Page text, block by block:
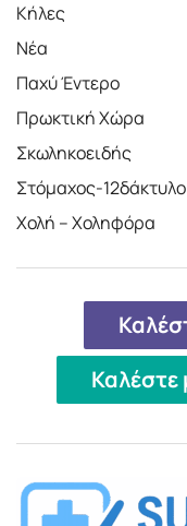
Κήλες
Νέα
Παχύ Έντερο
Πρωκτική Χώρα
Σκωληκοειδής
Στόμαχος-12δάκτυλο
Χολή – Χοληφόρα